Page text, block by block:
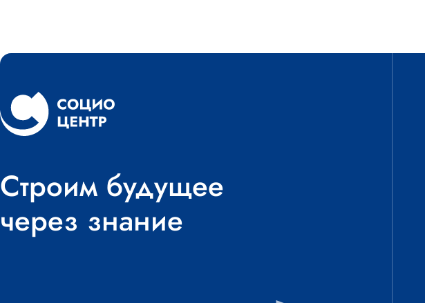
Строим будущее
через знание